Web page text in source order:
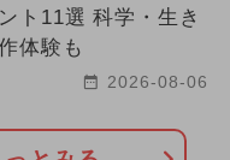
ト11選 科学・生き
体験も
2026-08-06